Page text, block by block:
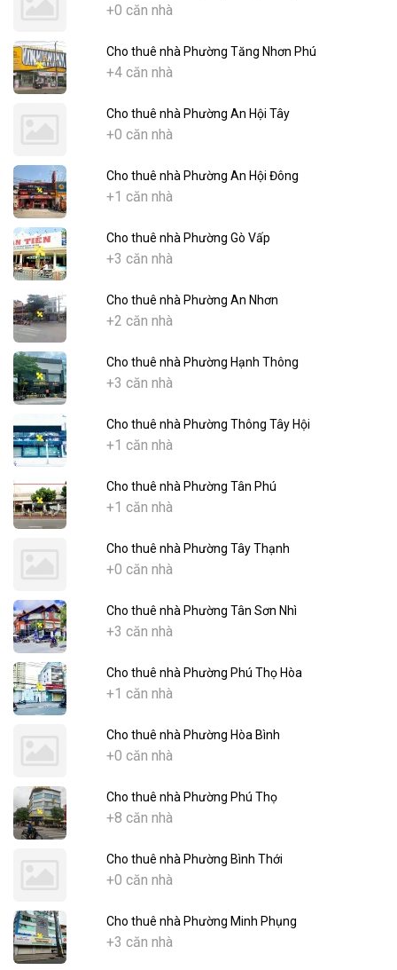
+0 căn nhà
Cho thuê nhà Phường Tăng Nhơn Phú
+4 căn nhà
Cho thuê nhà Phường An Hội Tây
+0 căn nhà
Cho thuê nhà Phường An Hội Đông
+1 căn nhà
Cho thuê nhà Phường Gò Vấp
+3 căn nhà
Cho thuê nhà Phường An Nhơn
+2 căn nhà
Cho thuê nhà Phường Hạnh Thông
+3 căn nhà
Cho thuê nhà Phường Thông Tây Hội
+1 căn nhà
Cho thuê nhà Phường Tân Phú
+1 căn nhà
Cho thuê nhà Phường Tây Thạnh
+0 căn nhà
Cho thuê nhà Phường Tân Sơn Nhì
+3 căn nhà
Cho thuê nhà Phường Phú Thọ Hòa
+1 căn nhà
Cho thuê nhà Phường Hòa Bình
+0 căn nhà
Cho thuê nhà Phường Phú Thọ
+8 căn nhà
Cho thuê nhà Phường Bình Thới
+0 căn nhà
Cho thuê nhà Phường Minh Phụng
+3 căn nhà